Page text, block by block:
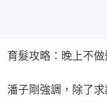
育髮攻略：晚上不
潘子剛強調，除了